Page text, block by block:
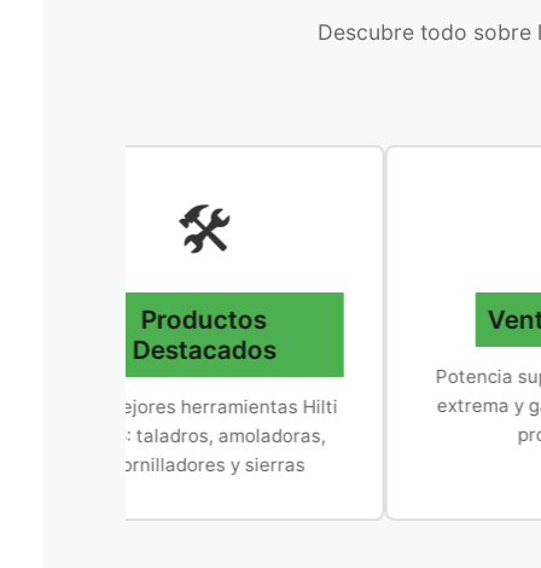
Descubre todo sobre
Productos
Destacados
mejores herramientas Hilti
2026: taladros, amoladoras,
atornilladores y sierras
Ventajas
Potencia superior,
extrema y garantía
profesional